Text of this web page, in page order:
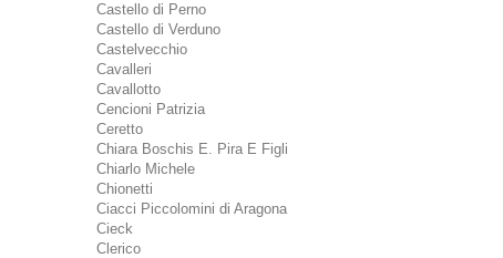
Castello di Perno
Castello di Verduno
Castelvecchio
Cavalleri
Cavallotto
Cencioni Patrizia
Ceretto
Chiara Boschis E. Pira E Figli
Chiarlo Michele
Chionetti
Ciacci Piccolomini di Aragona
Cieck
Clerico